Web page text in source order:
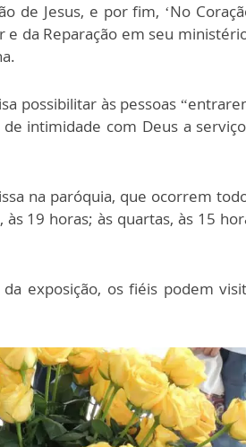
de Jesus, e por fim, ‘No
da Reparação em seu
possibilitar às pessoas
intimidade com Deus a
na paróquia, que ocorrem
19 horas; às quartas, às 15
exposição, os fiéis podem